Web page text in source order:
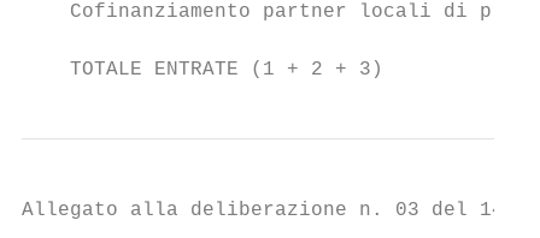
Cofinanziamento partner locali di
TOTALE ENTRATE (1 + 2 + 3)
Allegato alla deliberazione n. 03 del 14/